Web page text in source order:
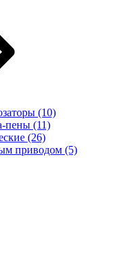
(10)
пены (11)
(26)
приводом (5)